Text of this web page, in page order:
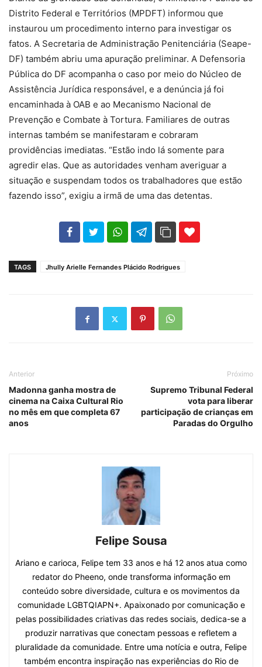
Distrito Federal e Territórios (MPDFT) informou que
instaurou um procedimento interno para investigar os
fatos. A Secretaria de Administração Penitenciária (Seape-
DF) também abriu uma apuração preliminar. A Defensoria
Pública do DF acompanha o caso por meio do Núcleo de
Assistência Jurídica responsável, e a denúncia já foi
encaminhada à OAB e ao Mecanismo Nacional de
Prevenção e Combate à Tortura. Familiares de outras
internas também se manifestaram e cobraram
providências imediatas. “Estão indo lá somente para
agredir elas. Que as autoridades venham averiguar a
situação e suspendam todos os trabalhadores que estão
fazendo isso”, exigiu a irmã de uma das detentas.
102 35
TAGS Jhully Arielle Fernandes Plácido Rodrigues
Anterior
Madonna ganha mostra de
cinema na Caixa Cultural Rio
no mês em que completa 67
anos
Próximo
Supremo Tribunal Federal
vota para liberar
participação de crianças em
Paradas do Orgulho
Felipe Sousa
Ariano e carioca, Felipe tem 33 anos e há 12 anos atua como
redator do Pheeno, onde transforma informação em
conteúdo sobre diversidade, cultura e os movimentos da
comunidade LGBTQIAPN+. Apaixonado por comunicação e
pelas possibilidades criativas das redes sociais, dedica-se a
produzir narrativas que conectam pessoas e refletem a
pluralidade da comunidade. Entre uma notícia e outra, Felipe
também encontra inspiração nas experiências do Rio de